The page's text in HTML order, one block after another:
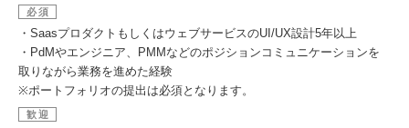
必須
・SaasプロダクトもしくはウェブサービスのUI/UX設計5年以上
・PdMやエンジニア、PMMなどのポジションコミュニケーションを
取りながら業務を進めた経験
※ポートフォリオの提出は必須となります。
歓迎